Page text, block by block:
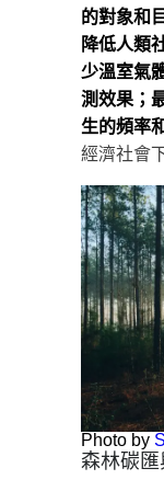
的對象和
降低人類
少溫室氣
測效果；
生的頻率
經濟社會
Photo by
森林碳